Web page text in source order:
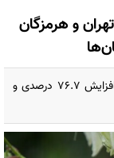
تهران و هرمزگان
بر اساس داده‌های سازمان هواشناسی، هرمزگان با افزایش ۷۶.۷ درصدی و